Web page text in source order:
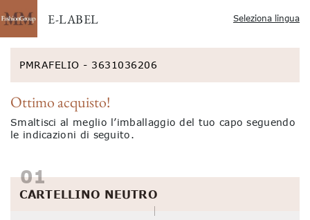
E-LABEL Seleziona lingua
PMRAFELIO - 3631036206
Ottimo acquisto!
Smaltisci al meglio l’imballaggio del tuo capo seguendo
le indicazioni di seguito.
CARTELLINO NEUTRO